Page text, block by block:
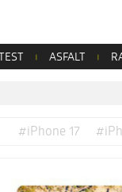
TEST ASFALT
#iPhone 17